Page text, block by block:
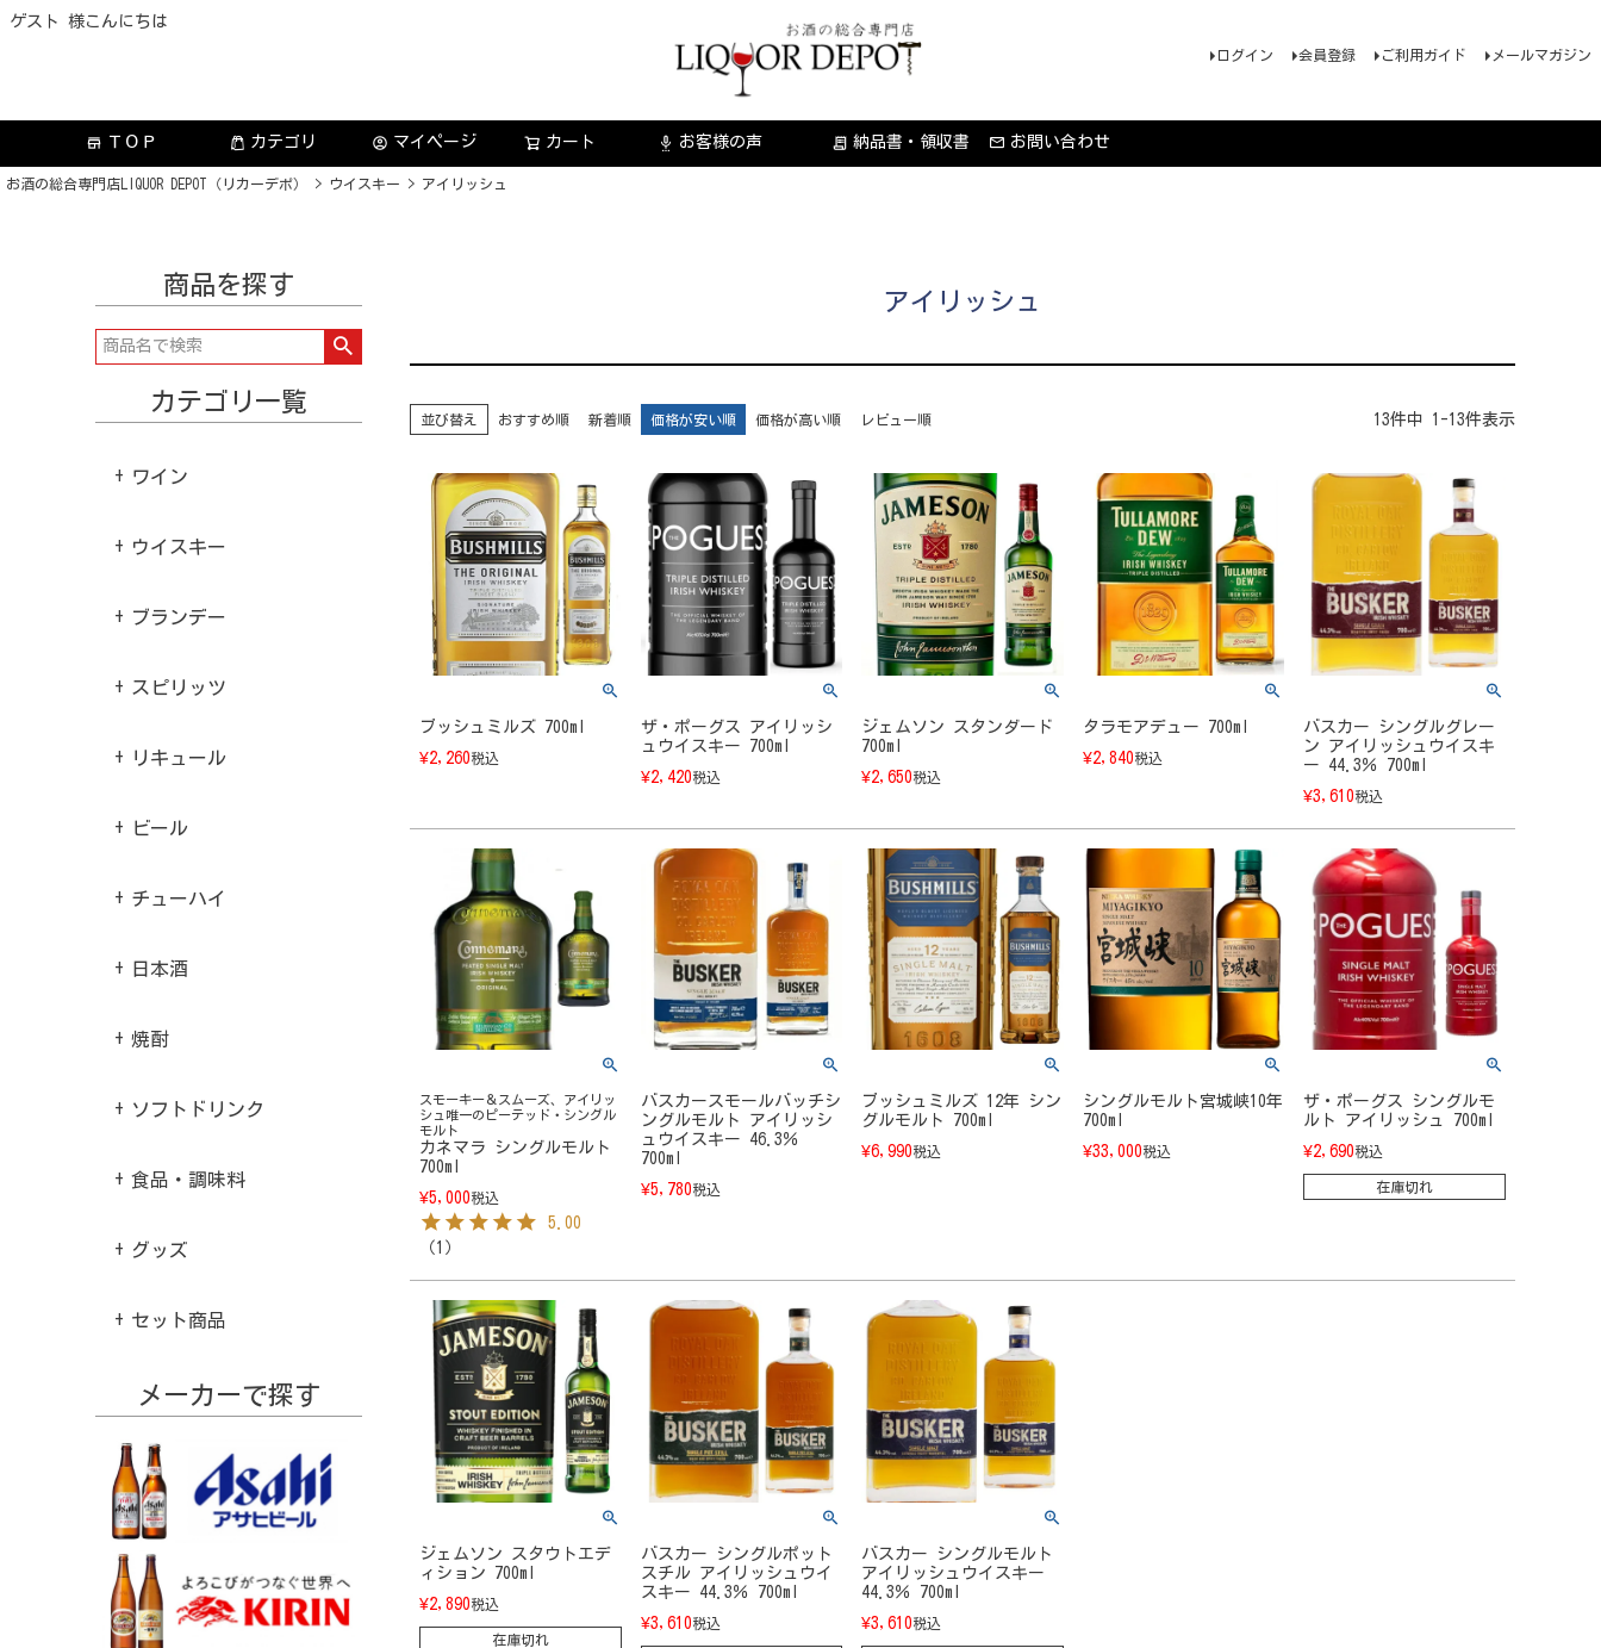
ゲスト 様こんにちは
ログイン 会員登録 ご利用ガイド メールマガジン
store ＴＯＰ カテゴリ account_circle マイページ カート settings_voice お客様の声 receipt_long 納品書・領収書 お問い合わせ
お酒の総合専門店LIQUOR DEPOT（リカーデポ） ウイスキー アイリッシュ
商品を探す
カテゴリ一覧
ワイン
ウイスキー
ブランデー
スピリッツ
リキュール
ビール
チューハイ
日本酒
焼酎
ソフトドリンク
食品・調味料
グッズ
セット商品
メーカーで探す
アイリッシュ
並び替え おすすめ順 新着順 価格が安い順 価格が高い順 レビュー順 13件中 1 -13件表示
ブッシュミルズ 700ml
¥2,260税込
ザ・ポーグス アイリッシ
ュウイスキー 700ml
¥2,420税込
ジェムソン スタンダード
700ml
¥2,650税込
タラモアデュー 700ml
¥2,840税込
バスカー シングルグレー
ン アイリッシュウイスキ
ー 44.3％ 700ml
¥3,610税込
スモーキー＆スムーズ、アイリッ
シュ唯一のピーテッド・シングル
モルト
カネマラ シングルモルト
700ml
¥5,000税込
5.00
（ 1 ）
バスカースモールバッチシ
ングルモルト アイリッシ
ュウイスキー 46.3％
700ml
¥5,780税込
ブッシュミルズ 12年 シン
グルモルト 700ml
¥6,990税込
シングルモルト宮城峡10年
700ml
¥33,000税込
ザ・ポーグス シングルモ
ルト アイリッシュ 700ml
¥2,690税込
在庫切れ
ジェムソン スタウトエデ
ィション 700ml
¥2,890税込
在庫切れ
バスカー シングルポット
スチル アイリッシュウイ
スキー 44.3％ 700ml
¥3,610税込
バスカー シングルモルト
アイリッシュウイスキー
44.3％ 700ml
¥3,610税込